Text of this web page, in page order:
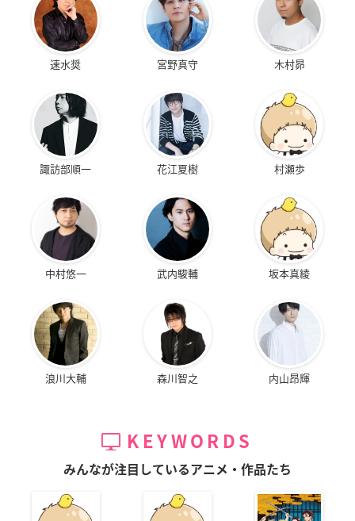
速水奨 宮野真守 木村昴
諏訪部順一 花江夏樹 村瀬歩
中村悠一 武内駿輔 坂本真綾
浪川大輔 森川智之 内山昂輝
KEYWORDS
みんなが注目しているアニメ・作品たち